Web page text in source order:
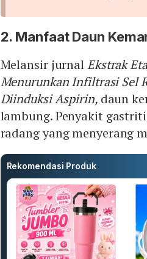
2. Manfaat Daun
Melansir jurnalEkstrak
Menurunkan Infiltrasi Sel
Diinduksi Aspirin, daun
lambung. Penyakit
radang yang menyerang
Rekomendasi Produk